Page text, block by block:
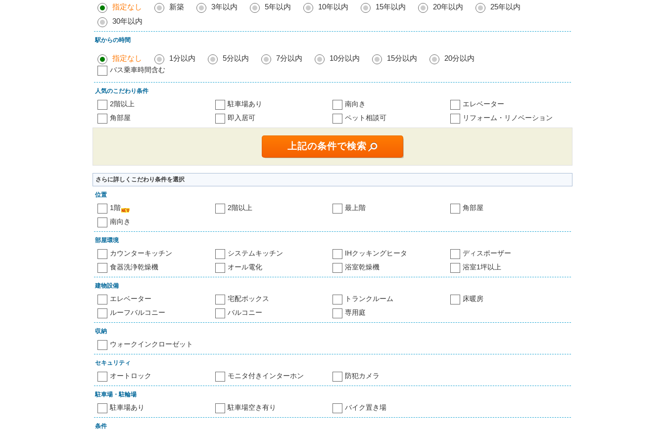
指定なし 新築 3年以内 5年以内 10年以内 15年以内 20年以内
25年以内
30年以内
駅からの時間
指定なし 1分以内 5分以内 7分以内 10分以内 15分以内 20分以内
バス乗車時間含む
人気のこだわり条件
2階以上 駐車場あり 南向き
エレベーター
角部屋
即入居可 ペット相談可 リフォーム・リノベーション
さらに詳しくこだわり条件を選択
位置
1階 2階以上 最上階
角部屋
南向き
部屋環境
カウンターキッチン システムキッチン IHクッキングヒータ
ディスポーザー
食器洗浄乾燥機
オール電化 浴室乾燥機 浴室1坪以上
建物設備
エレベーター 宅配ボックス トランクルーム
床暖房
ルーフバルコニー
バルコニー 専用庭
収納
ウォークインクローゼット
セキュリティ
オートロック モニタ付きインターホン 防犯カメラ
駐車場・駐輪場
駐車場あり 駐車場空き有り バイク置き場
条件